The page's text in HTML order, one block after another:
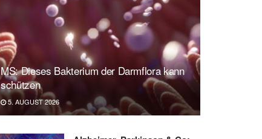
MS: Dieses Bakterium der Darmflora kann
schützen
5. AUGUST 2026